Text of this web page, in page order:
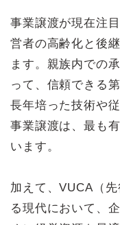
事業譲渡が現在注
営者の高齢化と後
ます。親族内での
って、信頼できる
長年培った技術や
事業譲渡は、最も
います。
加えて、VUCA（
る現代において、